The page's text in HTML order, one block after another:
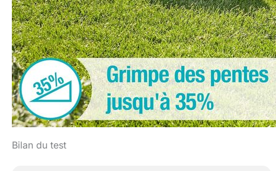
Bilan du test